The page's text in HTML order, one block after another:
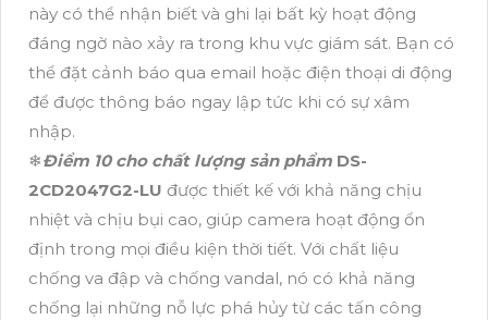
này có thể nhận biết và ghi lại bất kỳ hoạt động
đáng ngờ nào xảy ra trong khu vực giám sát. Bạn có
thể đặt cảnh báo qua email hoặc điện thoại di động
để được thông báo ngay lập tức khi có sự xâm
nhập.
❄Điểm 10 cho chất lượng sản phẩm DS-
2CD2047G2-LU được thiết kế với khả năng chịu
nhiệt và chịu bụi cao, giúp camera hoạt động ổn
định trong mọi điều kiện thời tiết. Với chất liệu
chống va đập và chống vandal, nó có khả năng
chống lại những nỗ lực phá hủy từ các tấn công